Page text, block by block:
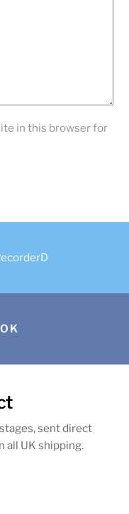
in this browser for
sent direct
all UK shipping.